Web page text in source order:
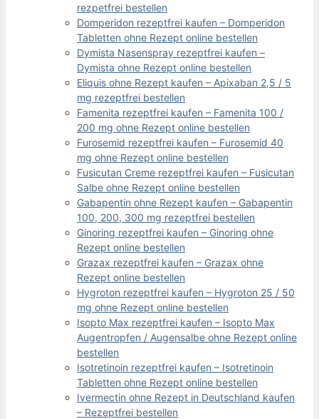
rezpetfrei bestellen
Domperidon rezeptfrei kaufen – Domperidon
Tabletten ohne Rezept online bestellen
Dymista Nasenspray rezeptfrei kaufen –
Dymista ohne Rezept online bestellen
Eliquis ohne Rezept kaufen – Apixaban 2,5 / 5
mg rezeptfrei bestellen
Famenita rezeptfrei kaufen – Famenita 100 /
200 mg ohne Rezept online bestellen
Furosemid rezeptfrei kaufen – Furosemid 40
mg ohne Rezept online bestellen
Fusicutan Creme rezeptfrei kaufen – Fusicutan
Salbe ohne Rezept online bestellen
Gabapentin ohne Rezept kaufen – Gabapentin
100, 200, 300 mg rezeptfrei bestellen
Ginoring rezeptfrei kaufen – Ginoring ohne
Rezept online bestellen
Grazax rezeptfrei kaufen – Grazax ohne
Rezept online bestellen
Hygroton rezeptfrei kaufen – Hygroton 25 / 50
mg ohne Rezept online bestellen
Isopto Max rezeptfrei kaufen – Isopto Max
Augentropfen / Augensalbe ohne Rezept online
bestellen
Isotretinoin rezeptfrei kaufen – Isotretinoin
Tabletten ohne Rezept online bestellen
Ivermectin ohne Rezept in Deutschland kaufen
– Rezeptfrei bestellen